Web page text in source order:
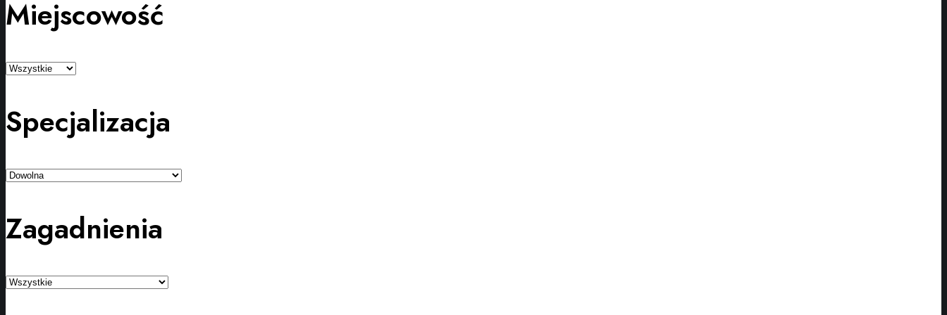
Miejscowość
Specjalizacja
Zagadnienia